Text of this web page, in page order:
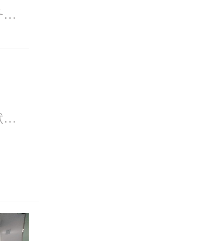
美万家：污水处理、管道疏通一站式环保服务美万家公司，
在重庆三峡学院书香氤氲的校园里，生化池默默承载着污水